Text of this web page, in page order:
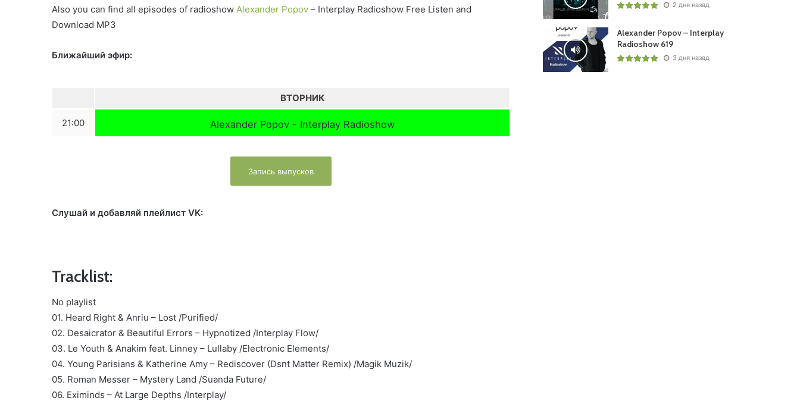
Also you can find all episodes of radioshow Alexander Popov – Interplay Radioshow Free Listen and
Download MP3
Ближайший эфир:
ВТОРНИК
21:00 Alexander Popov - Interplay Radioshow
Запись выпусков
Слушай и добавляй плейлист VK:
Tracklist:
No playlist
01. Heard Right & Anriu – Lost /Purified/
02. Desaicrator & Beautiful Errors – Hypnotized /Interplay Flow/
03. Le Youth & Anakim feat. Linney – Lullaby /Electronic Elements/
04. Young Parisians & Katherine Amy – Rediscover (Dsnt Matter Remix) /Magik Muzik/
05. Roman Messer – Mystery Land /Suanda Future/
06. Eximinds – At Large Depths /Interplay/
2 дня назад
Alexander Popov – Interplay
Radioshow 619
3 дня назад